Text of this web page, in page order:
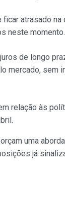
atrasado na
neste momento.
de longo
mercado, sem
relação às
uma
já